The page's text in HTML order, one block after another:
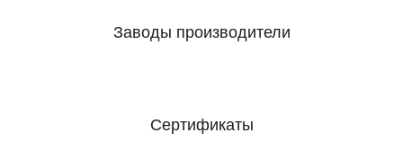
Заводы производители
Сертификаты